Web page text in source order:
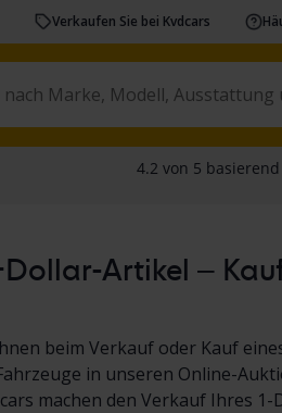
Verkaufen Sie bei Kvdcars
Artikel –
beim Verkauf oder Kauf
in unseren Online-
machen den Verkauf Ihres